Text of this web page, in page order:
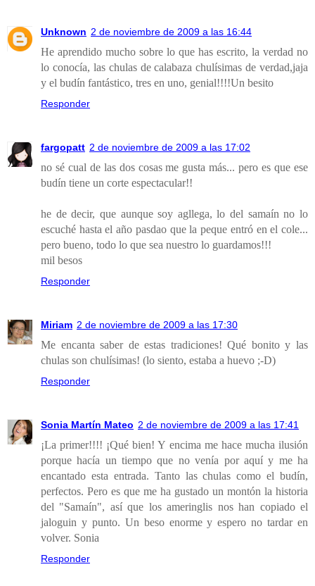
Unknown 2 de noviembre de 2009 a las 16:44
He aprendido mucho sobre lo que has escrito, la verdad no
lo conocía, las chulas de calabaza chulísimas de verdad,jaja
y el budín fantástico, tres en uno, genial!!!!Un besito
Responder
fargopatt 2 de noviembre de 2009 a las 17:02
no sé cual de las dos cosas me gusta más... pero es que ese
budín tiene un corte espectacular!!
he de decir, que aunque soy agllega, lo del samaín no lo
escuché hasta el año pasdao que la peque entró en el cole...
pero bueno, todo lo que sea nuestro lo guardamos!!!
mil besos
Responder
Miriam 2 de noviembre de 2009 a las 17:30
Me encanta saber de estas tradiciones! Qué bonito y las
chulas son chulísimas! (lo siento, estaba a huevo ;-D)
Responder
Sonia Martín Mateo 2 de noviembre de 2009 a las 17:41
¡La primer!!!! ¡Qué bien! Y encima me hace mucha ilusión
porque hacía un tiempo que no venía por aquí y me ha
encantado esta entrada. Tanto las chulas como el budín,
perfectos. Pero es que me ha gustado un montón la historia
del "Samaín", así que los ameringlis nos han copiado el
jaloguin y punto. Un beso enorme y espero no tardar en
volver. Sonia
Responder